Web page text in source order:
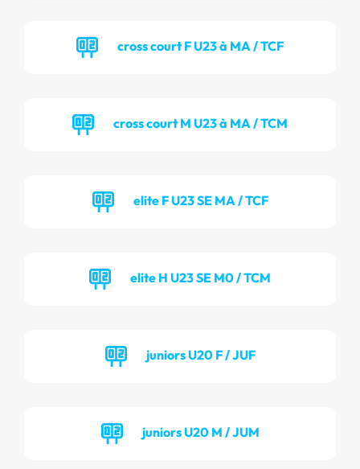
cross court F U23 à MA / TCF
cross court M U23 à MA / TCM
elite F U23 SE MA / TCF
elite H U23 SE M0 / TCM
juniors U20 F / JUF
juniors U20 M / JUM